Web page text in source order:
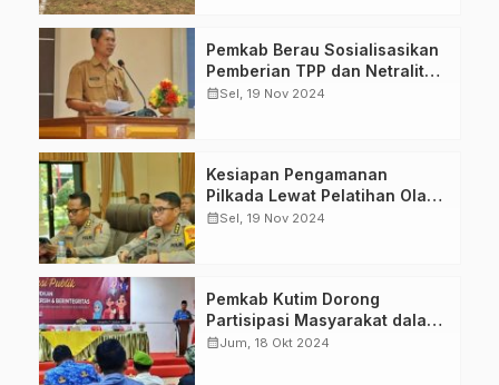
Staf Ahli Bupati
Bidang Keuangan
dan Sumber Daya
Manusia, Jaka
Siswanta
memberikan
sambutan dalam
sosialisasi TPP dan
Netralitas ASN. (Foto:
Humas Pemkab
Berau)
Pemkab Berau Sosialisasikan
Pemberian TPP dan Netralitas
ASN
calendar_monthSel, 19 Nov 2024
Karo Ops Polda
Kaltim, Kombes Pol
Dedi Suryadi (kanan)
mengikuti pelatihan
olah strategi untuk
persiapkan
pengamanan Pilkada
2024. (Foto: Humas
Polda Kaltim)
Kesiapan Pengamanan
Pilkada Lewat Pelatihan Olah
Strategi
calendar_monthSel, 19 Nov 2024
Pembekalan
partisipasi publik
untuk Pilkada 2024.
(Foto: Prokopim)
Pemkab Kutim Dorong
Partisipasi Masyarakat dalam
Pilkada
calendar_monthJum, 18 Okt 2024